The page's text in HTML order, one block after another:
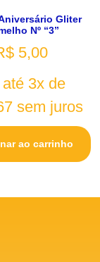
Gliter
Nº “3”
5,00
3x de
sem juros
ao carrinho